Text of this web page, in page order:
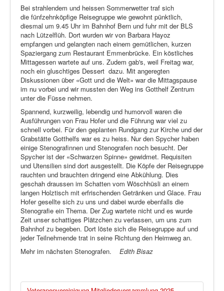
Bei strahlendem und heissen Sommerwetter traf sich
die fünfzehnköpfige Reisegruppe wie gewohnt pünktlich,
diesmal um 9.45 Uhr im Bahnhof Bern und fuhr mit der BLS
nach Lützelflüh. Dort wurden wir von Barbara Hayoz
empfangen und gelangten nach einem gemütlichen, kurzen
Spaziergang zum Restaurant Emmenbrücke. Ein köstliches
Mittagessen wartete auf uns. Zudem gab's, weil Freitag war,
noch ein gluschtiges Dessert dazu. Mit angeregten
Diskussionen über «Gott und die Welt» war die Mittagspause
im nu vorbei und wir mussten den Weg ins Gotthelf Zentrum
unter die Füsse nehmen.
Spannend, kurzweilig, lebendig und humorvoll waren die
Ausführungen von Frau Hofer und die Führung war viel zu
schnell vorbei. Für den geplanten Rundgang zur Kirche und der
Grabstätte Gotthelfs war es zu heiss. Nur den Spycher haben
einige Stenografinnen und Stenografen noch besucht. Der
Spycher ist der «Schwarzen Spinne» gewidmet. Requisiten
und Utensilien sind dort ausgestellt. Die Köpfe der Reisegruppe
rauchten und brauchten dringend eine Abkühlung. Dies
geschah draussen im Schatten vom Wöschhüsli an einem
langen Holztisch mit erfrischenden Getränken und Glace. Frau
Hofer gesellte sich zu uns und dabei wurde ebenfalls die
Stenografie ein Thema. Der Zug wartete nicht und es wurde
Zeit unser schattiges Plätzchen zu verlassen, um uns zum
Bahnhof zu begeben. Dort löste sich die Reisegruppe auf und
jeder Teilnehmende trat in seine Richtung den Heimweg an.
Mehr im nächsten Stenografen. Edith Bisaz